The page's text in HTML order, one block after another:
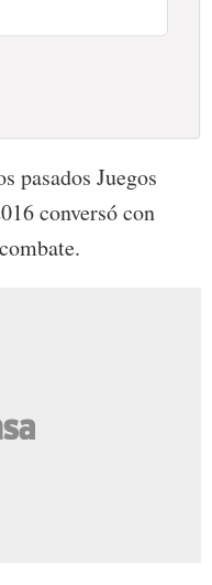
pasados Juegos
conversó con